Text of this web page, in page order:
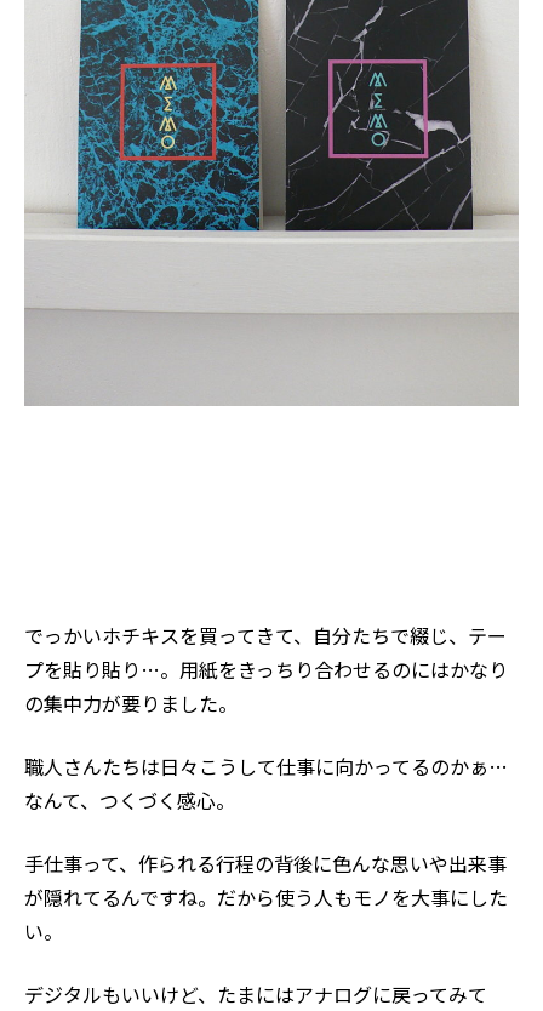
でっかいホチキスを買ってきて、自分たちで綴じ、テー
プを貼り貼り…。用紙をきっちり合わせるのにはかなり
の集中力が要りました。
職人さんたちは日々こうして仕事に向かってるのかぁ…
なんて、つくづく感心。
手仕事って、作られる行程の背後に色んな思いや出来事
が隠れてるんですね。だから使う人もモノを大事にした
い。
デジタルもいいけど、たまにはアナログに戻ってみて